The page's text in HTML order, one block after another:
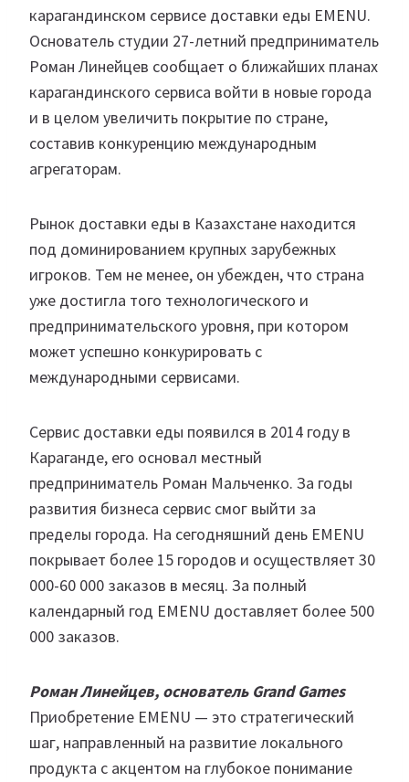
карагандинском сервисе доставки еды EMENU.
Основатель студии 27-летний предприниматель
Роман Линейцев сообщает о ближайших планах
карагандинского сервиса войти в новые города
и в целом увеличить покрытие по стране,
составив конкуренцию международным
агрегаторам.
Рынок доставки еды в Казахстане находится
под доминированием крупных зарубежных
игроков. Тем не менее, он убежден, что страна
уже достигла того технологического и
предпринимательского уровня, при котором
может успешно конкурировать с
международными сервисами.
Сервис доставки еды появился в 2014 году в
Караганде, его основал местный
предприниматель Роман Мальченко. За годы
развития бизнеса сервис смог выйти за
пределы города. На сегодняшний день EMENU
покрывает более 15 городов и осуществляет 30
000-60 000 заказов в месяц. За полный
календарный год EMENU доставляет более 500
000 заказов.
Роман Линейцев, основатель Grand Games
Приобретение EMENU — это стратегический
шаг, направленный на развитие локального
продукта с акцентом на глубокое понимание